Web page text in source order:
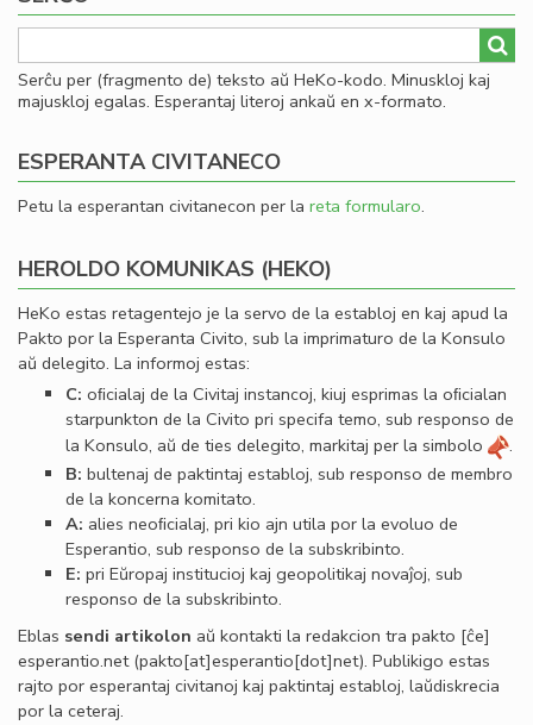
Serĉu per (fragmento de) teksto aŭ HeKo-kodo. Minuskloj kaj
majuskloj egalas. Esperantaj literoj ankaŭ en x-formato.
ESPERANTA CIVITANECO
Petu la esperantan civitanecon per la reta formularo.
HEROLDO KOMUNIKAS (HEKO)
HeKo estas retagentejo je la servo de la establoj en kaj apud la
Pakto por la Esperanta Civito, sub la imprimaturo de la Konsulo
aŭ delegito. La informoj estas:
C: oﬁcialaj de la Civitaj instancoj, kiuj esprimas la oﬁcialan
starpunkton de la Civito pri specifa temo, sub responso de
la Konsulo, aŭ de ties delegito, markitaj per la simbolo
.
B: bultenaj de paktintaj establoj, sub responso de membro
de la koncerna komitato.
A: alies neoﬁcialaj, pri kio ajn utila por la evoluo de
Esperantio, sub responso de la subskribinto.
E: pri Eŭropaj institucioj kaj geopolitikaj novaĵoj, sub
responso de la subskribinto.
Eblas sendi artikolon aŭ kontakti la redakcion tra pakto [ĉe]
esperantio.net(pakto[at]esperantio[dot]net). Publikigo estas
rajto por esperantaj civitanoj kaj paktintaj establoj, laŭdiskrecia
por la ceteraj.